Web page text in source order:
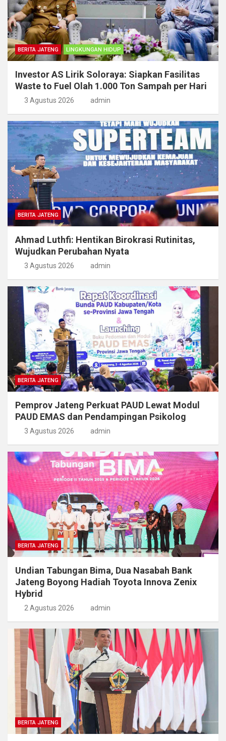
BERITA JATENG LINGKUNGAN HIDUP
Investor AS Lirik Soloraya: Siapkan Fasilitas
Waste to Fuel Olah 1.000 Ton Sampah per Hari
3 Agustus 2026 admin
BERITA JATENG
Ahmad Luthfi: Hentikan Birokrasi Rutinitas,
Wujudkan Perubahan Nyata
3 Agustus 2026 admin
BERITA JATENG
Pemprov Jateng Perkuat PAUD Lewat Modul
PAUD EMAS dan Pendampingan Psikolog
3 Agustus 2026 admin
BERITA JATENG
Undian Tabungan Bima, Dua Nasabah Bank
Jateng Boyong Hadiah Toyota Innova Zenix
Hybrid
2 Agustus 2026 admin
BERITA JATENG